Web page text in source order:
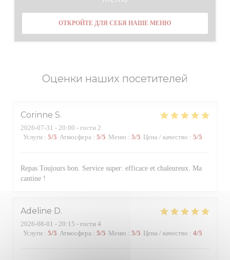
Оценки наших посетителей
Corinne S
2026-07-31 - 20:00 - гости 2
Услуги : 5/5 Атмосфера : 5/5 Меню : 5/5 Цена / качество : 5/5
Repas Toujours bon. Service super: efficace et chaleureux. Ma
cantine !
Adeline D
2026-08-01 - 20:15 - гости 4
Услуги : 5/5 Атмосфера : 5/5 Меню : 5/5 Цена / качество : 4/5
ОТКРОЙТЕ ДЛЯ СЕБЯ НАШЕ МЕНЮ